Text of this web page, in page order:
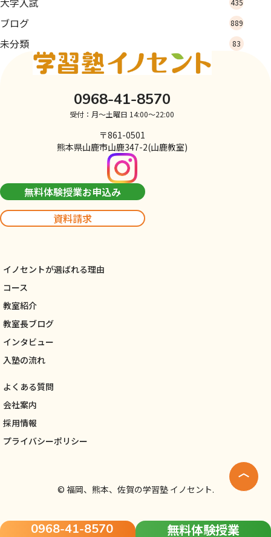
0968-41-8570 無料体験授業
435
ブログ 889
未分類 83
0968-41-8570
受付：月～土曜日 14:00～22:00
〒861-0501
熊本県山鹿市山鹿347-2(山鹿教室)
無料体験授業お申込み
資料請求
イノセントが選ばれる理由
コース
教室紹介
教室長ブログ
インタビュー
入塾の流れ
よくある質問
会社案内
採用情報
プライバシーポリシー
© 福岡、熊本、佐賀の学習塾 イノセント.